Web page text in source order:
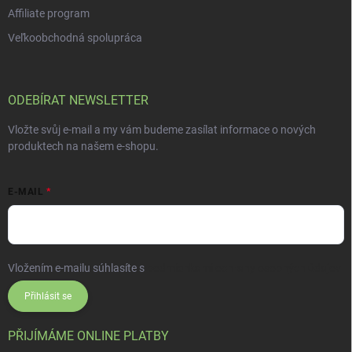
Affiliate program
Veľkoobchodná spolupráca
ODEBÍRAT NEWSLETTER
Vložte svůj e-mail a my vám budeme zasílat informace o nových
produktech na našem e-shopu.
E-MAIL
Vložením e-mailu súhlasíte s
Přihlásit se
PŘIJÍMÁME ONLINE PLATBY